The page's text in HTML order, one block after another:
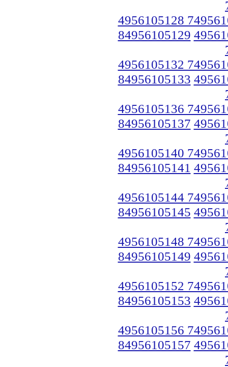
4956105128
84956105129
4956105132
84956105133
4956105136
84956105137
4956105140
84956105141
4956105144
84956105145
4956105148
84956105149
4956105152
84956105153
4956105156
84956105157